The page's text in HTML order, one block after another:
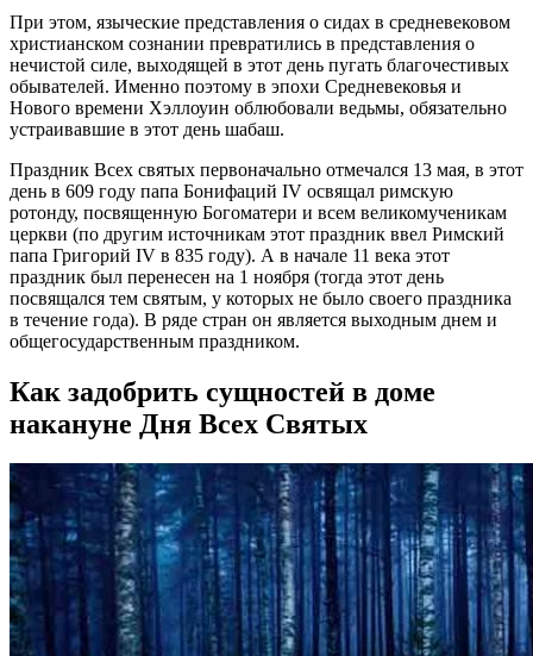
При этом, языческие представления о сидах в средневековом
христианском сознании превратились в представления о
нечистой силе, выходящей в этот день пугать благочестивых
обывателей. Именно поэтому в эпохи Средневековья и
Нового времени Хэллоуин облюбовали ведьмы, обязательно
устраивавшие в этот день шабаш.
Праздник Всех святых первоначально отмечался 13 мая, в этот
день в 609 году папа Бонифаций IV освящал римскую
ротонду, посвященную Богоматери и всем великомученикам
церкви (по другим источникам этот праздник ввел Римский
папа Григорий IV в 835 году). А в начале 11 века этот
праздник был перенесен на 1 ноября (тогда этот день
посвящался тем святым, у которых не было своего праздника
в течение года). В ряде стран он является выходным днем и
общегосударственным праздником.
Как задобрить сущностей в доме
накануне Дня Всех Святых